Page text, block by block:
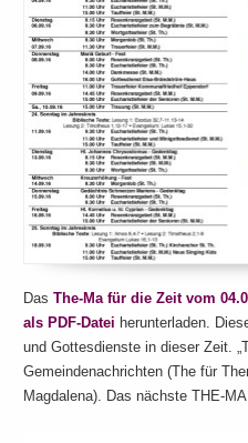
Das The-Ma für die Zeit vom
als PDF-Datei herunterladen.
und Gottesdienste in dieser Zeit.
Gemeindenachrichten (The für
Magdalena). Das nächste THE-